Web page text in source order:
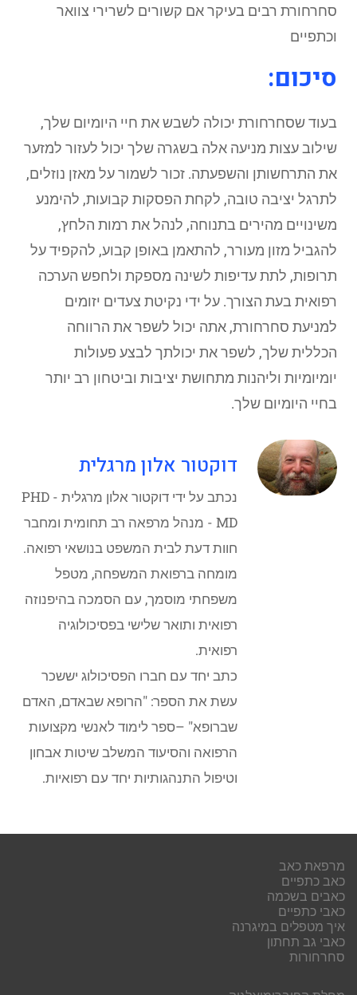
סחרחורת רבים בעיקר אם קשורים לשרירי צוואר
וכתפיים
סיכום:
בעוד שסחרחורת יכולה לשבש את חיי היומיום שלך,
שילוב עצות מניעה אלה בשגרה שלך יכול לעזור למזער
את התרחשותן והשפעתה. זכור לשמור על מאזן נוזלים,
לתרגל יציבה טובה, לקחת הפסקות קבועות, להימנע
משינויים מהירים בתנוחה, לנהל את רמות הלחץ,
להגביל מזון מעורר, להתאמן באופן קבוע, להקפיד על
תרופות, לתת עדיפות לשינה מספקת ולחפש הערכה
רפואית בעת הצורך. על ידי נקיטת צעדים יזומים
למניעת סחרחורת, אתה יכול לשפר את הרווחה
הכללית שלך, לשפר את יכולתך לבצע פעולות
יומיומיות וליהנות מתחושת יציבות וביטחון רב יותר
בחיי היומיום שלך.
דוקטור אלון מרגלית
נכתב על ידי דוקטור אלון מרגלית - PHD
MD - מנהל מרפאה רב תחומית ומחבר
חוות דעת לבית המשפט בנושאי רפואה.
מומחה ברפואת המשפחה, מטפל
משפחתי מוסמך, עם הסמכה בהיפנוזה
רפואית ותואר שלישי בפסיכולוגיה
רפואית.
כתב יחד עם חברו הפסיכולוג יששכר
עשת את הספר: "הרופא שבאדם, האדם
שברופא" –ספר לימוד לאנשי מקצועות
הרפואה והסיעוד המשלב שיטות אבחון
וטיפול התנהגותיות יחד עם רפואיות.
מרפאת כאב
כאב כתפיים
כאבים בשכמה
כאבי כתפיים
איך מטפלים במיגרנה
כאבי גב תחתון
סחרחורות